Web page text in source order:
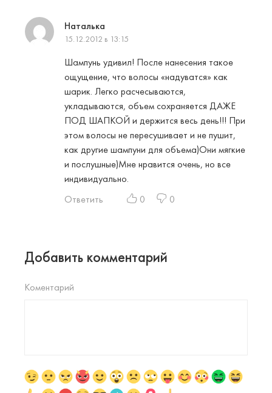
Наталька
15.12.2012 в 13:15
Шампунь удивил! После нанесения такое
ощущение, что волосы «надуватся» как
шарик. Легко расчесываются,
укладываются, объем сохраняется ДАЖЕ
ПОД ШАПКОЙ и держится весь день!!! При
этом волосы не пересушивает и не пушит,
как другие шампуни для объема)Они мягкие
и послушные)Мне нравится очень, но все
индивидуально.
Ответить
0 0
Добавить комментарий
Коментарий